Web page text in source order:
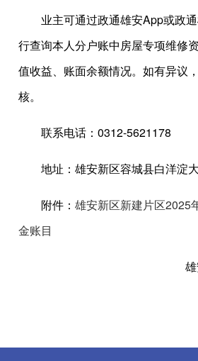
业主可通过政通雄安App或政通
行查询本人分户账中房屋专项维修
值收益、账面余额情况。如有异议
核。
联系电话：0312-5621178
地址：雄安新区容城县白洋淀
附件：雄安新区新建片区2025
金账目